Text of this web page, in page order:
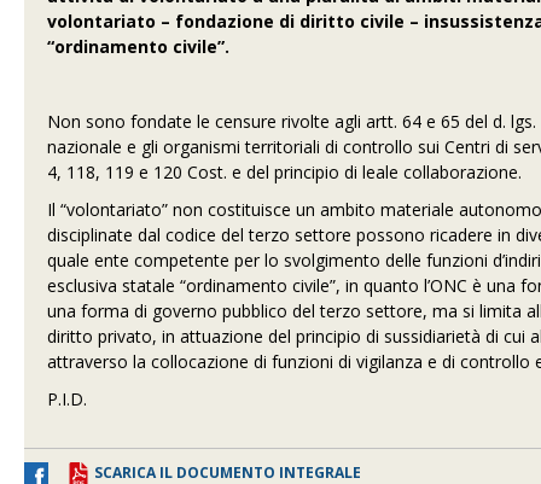
volontariato – fondazione di diritto civile –
“ordinamento civile”.
Non sono fondate le censure rivolte agli artt. 64 e 65 del d.
nazionale e gli organismi territoriali di controllo sui Centri di
4, 118, 119 e 120 Cost. e del principio di leale collaborazione.
Il “volontariato” non costituisce un ambito materiale
disciplinate dal codice del terzo settore possono ricadere in
quale ente competente per lo svolgimento delle funzioni
esclusiva statale “ordinamento civile”, in quanto l’ONC è
una forma di governo pubblico del terzo settore, ma si limita
diritto privato, in attuazione del principio di sussidiarietà di cui
attraverso la collocazione di funzioni di vigilanza e di
P.I.D.
SCARICA IL DOCUMENTO INTEGRALE